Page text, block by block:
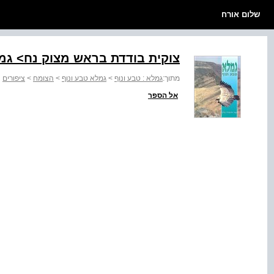
שלום אורח
צוקית בודדת בראש מצוק נח>
מתוך:גמלא : טבע ונוף > גמלא טבע ונוף > הצומח > ציפורים
אל הספר